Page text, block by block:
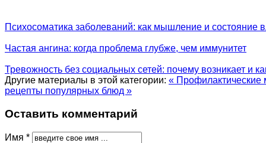
Психосоматика заболеваний: как мышление и состояние
Частая ангина: когда проблема глубже, чем иммунитет
Тревожность без социальных сетей: почему возникает и
Другие материалы в этой категории: « Профилактические
рецепты популярных блюд »
Оставить комментарий
Имя *